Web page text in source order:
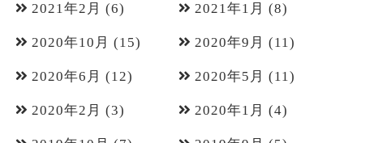
2021年2月 (6) 2021年1月 (8)
2020年10月 (15) 2020年9月 (11)
2020年6月 (12) 2020年5月 (11)
2020年2月 (3) 2020年1月 (4)